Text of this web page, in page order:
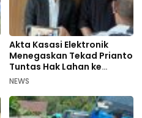
Akta Kasasi Elektronik
Menegaskan Tekad Prianto
Tuntas Hak Lahan ke
Mahkamah Agung
NEWS